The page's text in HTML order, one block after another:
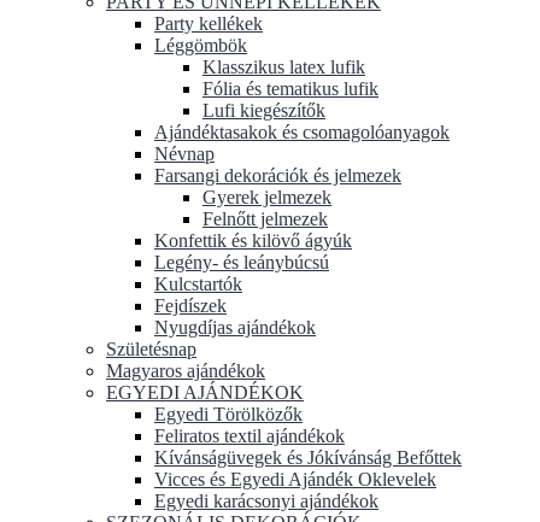
Party kellékek
Léggömbök
Klasszikus latex lufik
Fólia és tematikus lufik
Lufi kiegészítők
Ajándéktasakok és csomagolóanyagok
Névnap
Farsangi dekorációk és jelmezek
Gyerek jelmezek
Felnőtt jelmezek
Konfettik és kilövő ágyúk
Legény- és leánybúcsú
Kulcstartók
Fejdíszek
Nyugdíjas ajándékok
Születésnap
Magyaros ajándékok
EGYEDI AJÁNDÉKOK
Egyedi Törölközők
Feliratos textil ajándékok
Kívánságüvegek és Jókívánság Befőttek
Vicces és Egyedi Ajándék Oklevelek
Egyedi karácsonyi ajándékok